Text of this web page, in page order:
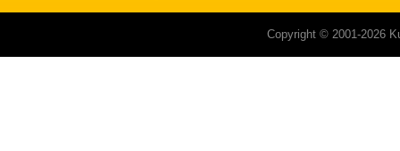
Copyright © 2001-2026